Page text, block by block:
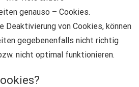
genauso – Cookies.
Deaktivierung von Cookies, können
gegebenenfalls nicht richtig
nicht optimal funktionieren.